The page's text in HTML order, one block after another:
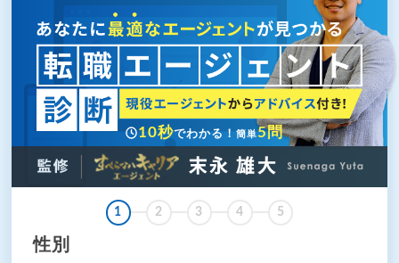
10秒でわかる！簡単5問
1 2 3 4 5
性別